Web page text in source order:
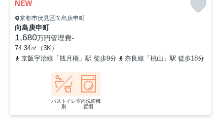
NEW
京都市伏見区向島庚申町
向島庚申町
1,680万円管理費-
74.34㎡（3K）
京阪宇治線「観月橋」駅 徒歩9分
奈良線「桃山」駅 徒歩18分
バストイレ
別
室内洗濯機
置場